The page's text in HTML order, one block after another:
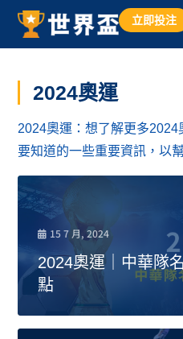
立即投注
2024奧運
2024奧運：想了解更多
要知道的一些重要資訊，以
15 7 月, 2024
2024奧運｜中華隊
點